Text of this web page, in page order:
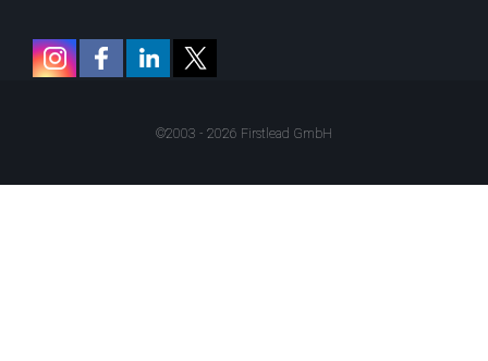
©2003 - 2026 Firstlead GmbH